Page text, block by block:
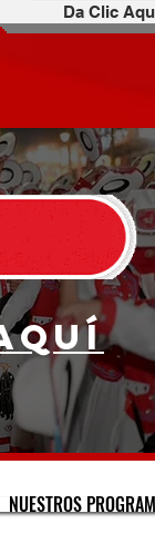
Da Clic
NUESTROS